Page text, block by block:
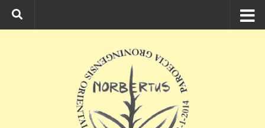
Ga naar de inhoud